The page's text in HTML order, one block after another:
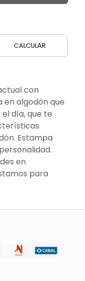
CALCULAR
con
en algodón que
día, que te
Estampa
en
para